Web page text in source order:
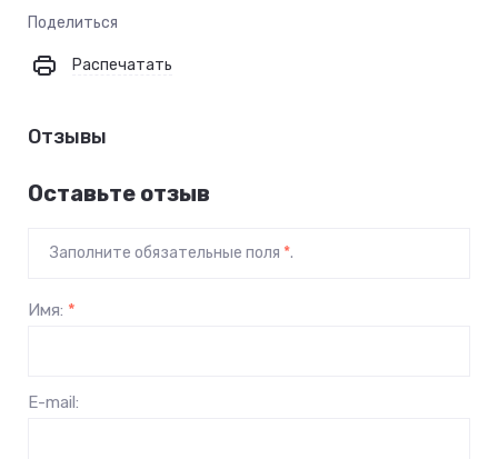
Поделиться
Распечатать
Отзывы
Оставьте отзыв
Заполните обязательные поля *.
Имя: *
E-mail: